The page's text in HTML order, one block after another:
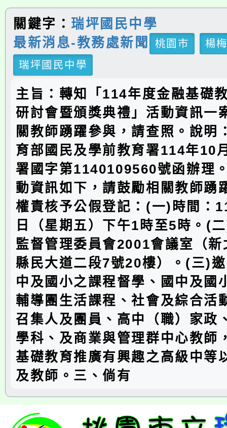
關鍵字： 瑞坪國民中學
最新消息-教務處新聞
桃園市
楊
瑞坪國民中學
主旨：轉知「114年度金融基礎
研討會暨頒獎典禮」活動資訊一
關教師踴躍參與，請查照。說明
育部國民及學前教育署114年10
署國字第1140109560號函辦理
動資訊如下，請鼓勵相關教師踴
權責核予公假登記：(一)時間：
日（星期五）下午1時至5時。(
監督管理委員會2001會議室（新
縣民大道二段7號20樓）。(三)
中及國小之課程督學、國中及國
輔導團生活課程、社會及綜合活
召集人及團員、高中（職）家政
學科、及商業與管理群中心教師
基礎教育推廣有興趣之高級中等
及教師。三、倘有